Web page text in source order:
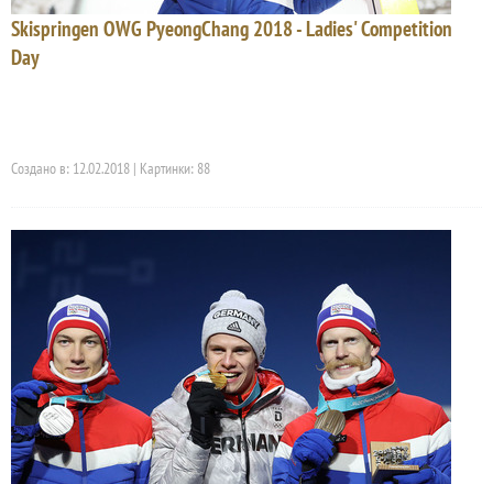
Skispringen OWG PyeongChang 2018 - Ladies' Competition
Day
Создано в: 12.02.2018 | Картинки: 88